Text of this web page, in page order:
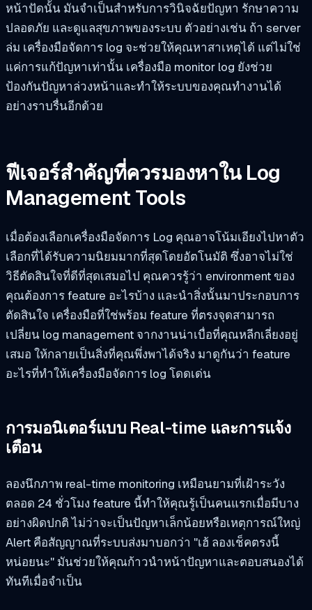
หน้าปัดนั้น มันจำเป็นสำหรับการวินิจฉัยปัญหา รักษาความ
ปลอดภัย และดูแลสุขภาพของระบบ ตัวอย่างเช่น ถ้า server
ล่ม เครื่องมือจัดการ log จะช่วยให้คุณหาสาเหตุได้ แต่ไม่ใช่
แค่การแก้ปัญหาเท่านั้น เครื่องมือ monitor log ยังช่วย
ป้องกันปัญหาล่วงหน้าและทำให้ระบบของคุณทำงานได้
อย่างราบรื่นอีกด้วย
ฟีเจอร์สำคัญที่ควรมองหาใน Log
Management Tools
เมื่อต้องเลือกเครื่องมือจัดการ Log คุณอาจโน้มเอียงไปหาตัว
เลือกที่ได้รับความนิยมมากที่สุดโดยอัตโนมัติ ซึ่งอาจไม่ใช่
วิธีตัดสินใจที่ดีที่สุดเสมอไป คุณควรรู้ว่า environment ของ
คุณต้องการ feature อะไรบ้าง และนำสิ่งนั้นมาประกอบการ
ตัดสินใจ เครื่องมือที่ใช่พร้อม feature ที่ตรงจุดสามารถ
เปลี่ยน log management จากงานน่าเบื่อที่คุณหลีกเลี่ยงอยู่
เสมอ ให้กลายเป็นสิ่งที่คุณพึ่งพาได้จริง มาดูกันว่า feature
อะไรที่ทำให้เครื่องมือจัดการ log โดดเด่น
การมอนิเตอร์แบบ Real-time และการแจ้ง
เตือน
ลองนึกภาพ real-time monitoring เหมือนยามที่เฝ้าระวัง
ตลอด 24 ชั่วโมง feature นี้ทำให้คุณรู้เป็นคนแรกเมื่อมีบาง
อย่างผิดปกติ ไม่ว่าจะเป็นปัญหาเล็กน้อยหรือเหตุการณ์ใหญ่
Alert คือสัญญาณที่ระบบส่งมาบอกว่า "เฮ้ ลองเช็คตรงนี้
หน่อยนะ" มันช่วยให้คุณก้าวนำหน้าปัญหาและตอบสนองได้
ทันทีเมื่อจำเป็น